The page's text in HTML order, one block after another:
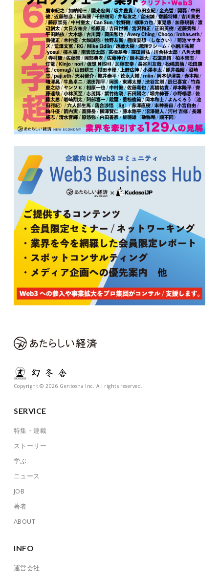
Copyright © 2026 Gentosha Inc. All rights reserved.
SERVICE
特集・連載
ストーリー
学ぶ
ニュース
JOB
著者
ABOUT
INFO
運営会社